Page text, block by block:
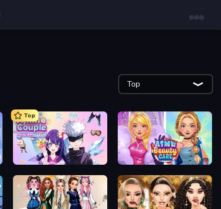
Top
Top
Anime Couple: Avatar Maker ASMR Beauty Care